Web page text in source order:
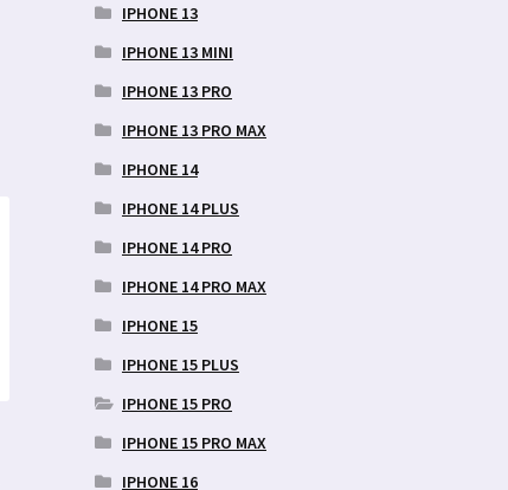
IPHONE 13
IPHONE 13 MINI
IPHONE 13 PRO
IPHONE 13 PRO MAX
IPHONE 14
IPHONE 14 PLUS
IPHONE 14 PRO
IPHONE 14 PRO MAX
IPHONE 15
IPHONE 15 PLUS
IPHONE 15 PRO
IPHONE 15 PRO MAX
IPHONE 16